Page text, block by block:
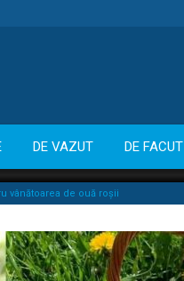
DE VAZUT DE FACUT
vânătoarea de ouă roșii